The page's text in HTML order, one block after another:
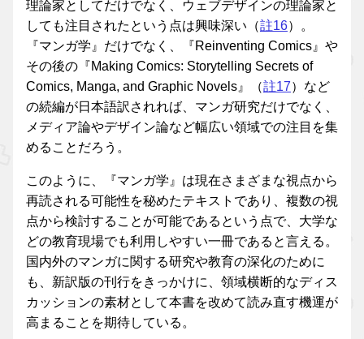
理論家としてだけでなく、ウェブデザインの理論家と
しても注目されたという点は興味深い（註16）。
『マンガ学』だけでなく、『Reinventing Comics』や
その後の『Making Comics: Storytelling Secrets of
Comics, Manga, and Graphic Novels』（註17）など
の続編が日本語訳されれば、マンガ研究だけでなく、
メディア論やデザイン論など幅広い領域での注目を集
めることだろう。
このように、『マンガ学』は現在さまざまな視点から
再読される可能性を秘めたテキストであり、複数の視
点から検討することが可能であるという点で、大学な
どの教育現場でも利用しやすい一冊であると言える。
国内外のマンガに関する研究や教育の深化のために
も、新訳版の刊行をきっかけに、領域横断的なディス
カッションの素材として本書を改めて読み直す機運が
高まることを期待している。